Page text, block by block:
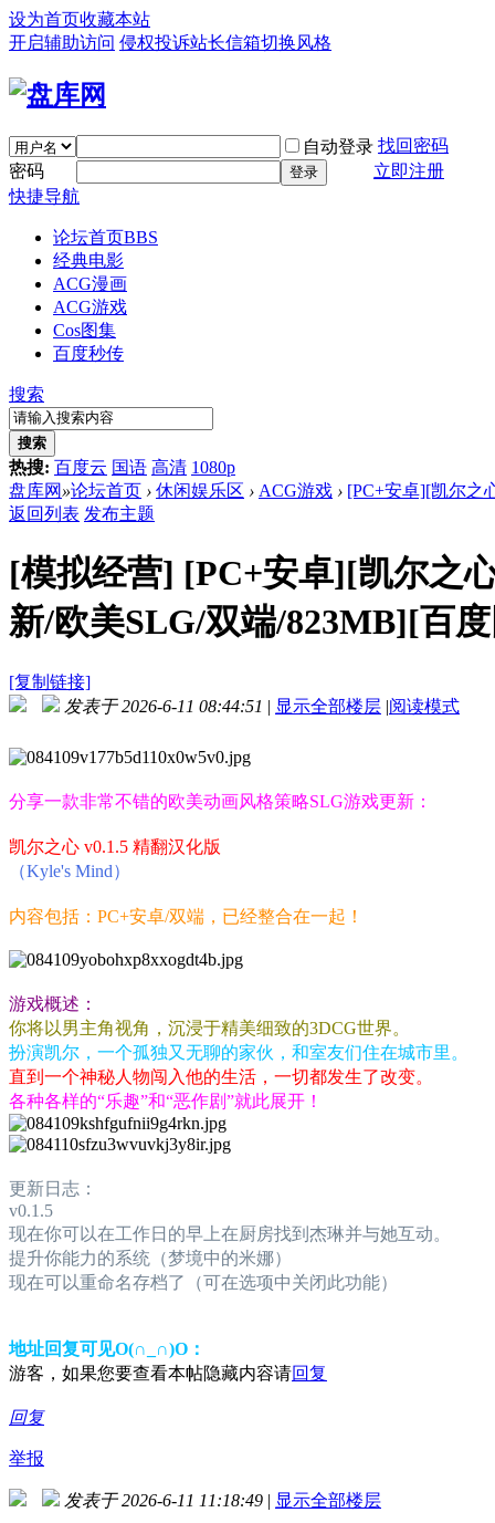
设为首页收藏本站
开启辅助访问 侵权投诉站长信箱切换风格
自动登录 找回密码
密码
登录
立即注册
快捷导航
论坛首页BBS
经典电影
ACG漫画
ACG游戏
Cos图集
百度秒传
搜索
搜索
热搜: 百度云 国语 高清 1080p
盘库网 »论坛首页 › 休闲娱乐区 › ACG游戏 › [PC+安卓][凯尔之
返回列表 发布主题
[模拟经营] [PC+安卓][凯尔之
新/欧美SLG/双端/823MB][百
[复制链接]
发表于 2026-6-11 08:44:51 | 显示全部楼层 |阅读模式
分享一款非常不错的欧美动画风格策略SLG游戏更新：
凯尔之心 v0.1.5 精翻汉化版
（Kyle's Mind）
内容包括：PC+安卓/双端，已经整合在一起！
游戏概述：
你将以男主角视角，沉浸于精美细致的3DCG世界。
扮演凯尔，一个孤独又无聊的家伙，和室友们住在城市里。
直到一个神秘人物闯入他的生活，一切都发生了改变。
各种各样的“乐趣”和“恶作剧”就此展开！
更新日志：
v0.1.5
现在你可以在工作日的早上在厨房找到杰琳并与她互动。
提升你能力的系统（梦境中的米娜）
现在可以重命名存档了（可在选项中关闭此功能）
地址回复可见O(∩_∩)O：
游客，如果您要查看本帖隐藏内容请回复
回复
举报
发表于 2026-6-11 11:18:49 | 显示全部楼层